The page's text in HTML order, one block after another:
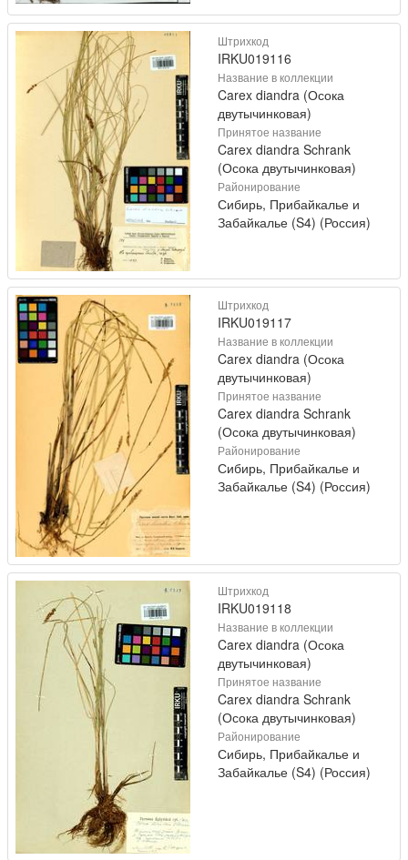
Штрихкод
IRKU019116
Название в коллекции
Carex diandra (Осока
двутычинковая)
Принятое название
Carex diandra Schrank
(Осока двутычинковая)
Районирование
Сибирь, Прибайкалье и
Забайкалье (S4) (Россия)
Штрихкод
IRKU019117
Название в коллекции
Carex diandra (Осока
двутычинковая)
Принятое название
Carex diandra Schrank
(Осока двутычинковая)
Районирование
Сибирь, Прибайкалье и
Забайкалье (S4) (Россия)
Штрихкод
IRKU019118
Название в коллекции
Carex diandra (Осока
двутычинковая)
Принятое название
Carex diandra Schrank
(Осока двутычинковая)
Районирование
Сибирь, Прибайкалье и
Забайкалье (S4) (Россия)